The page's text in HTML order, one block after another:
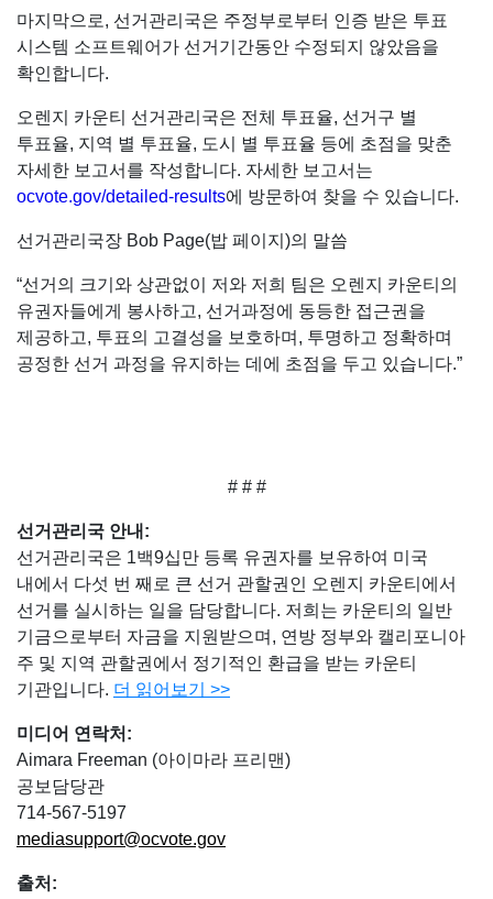
마지막으로, 선거관리국은 주정부로부터 인증 받은 투표
시스템 소프트웨어가 선거기간동안 수정되지 않았음을
확인합니다.
오렌지 카운티 선거관리국은 전체 투표율, 선거구 별
투표율, 지역 별 투표율, 도시 별 투표율 등에 초점을 맞춘
자세한 보고서를 작성합니다. 자세한 보고서는
ocvote.gov/detailed-results에 방문하여 찾을 수 있습니다.
선거관리국장 Bob Page(밥 페이지)의 말씀
“선거의 크기와 상관없이 저와 저희 팀은 오렌지 카운티의
유권자들에게 봉사하고, 선거과정에 동등한 접근권을
제공하고, 투표의 고결성을 보호하며, 투명하고 정확하며
공정한 선거 과정을 유지하는 데에 초점을 두고 있습니다.”
# # #
선거관리국 안내 :
선거관리국은 1백9십만 등록 유권자를 보유하여 미국
내에서 다섯 번 째로 큰 선거 관할권인 오렌지 카운티에서
선거를 실시하는 일을 담당합니다. 저희는 카운티의 일반
기금으로부터 자금을 지원받으며, 연방 정부와 캘리포니아
주 및 지역 관할권에서 정기적인 환급을 받는 카운티
기관입니다. 더 읽어보기 >>
미디어 연락처 :
Aimara Freeman (아이마라 프리맨)
공보담당관
714-567-5197
mediasupport@ocvote.gov
출처 :